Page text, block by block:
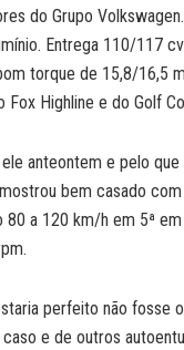
do Grupo
Entrega 110/117
torque de 15,8/16,5
Fox Highline e do Golf
anteontem e pelo
bem casado
80 a 120 km/h em 5ª
perfeito não fosse
e de outros